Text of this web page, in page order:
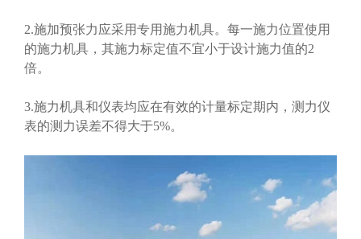
2.施加预张力应采用专用施力机具。每一施力位置使用
的施力机具，其施力标定值不宜小于设计施力值的2
倍。
3.施力机具和仪表均应在有效的计量标定期内，测力仪
表的测力误差不得大于5%。